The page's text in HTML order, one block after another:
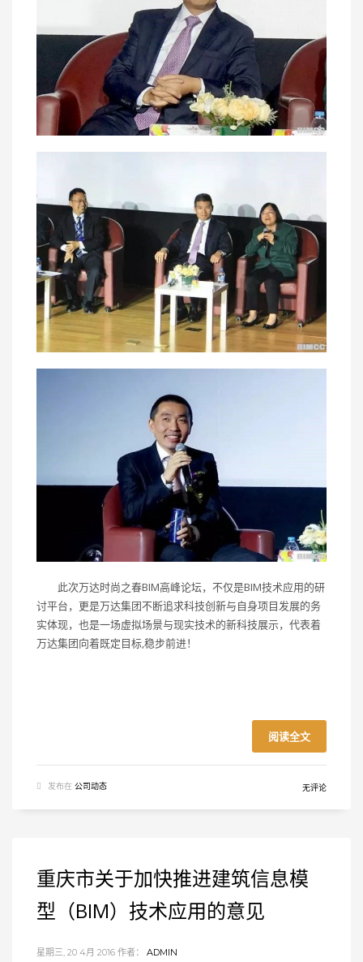
此次万达时尚之春BIM高峰论坛，不仅是BIM技术应用的研
讨平台，更是万达集团不断追求科技创新与自身项目发展的务
实体现，也是一场虚拟场景与现实技术的新科技展示，代表着
万达集团向着既定目标,稳步前进！
阅读全文
发布在 公司动态 无评论
重庆市关于加快推进建筑信息模
型（BIM）技术应用的意见
星期三, 20 4月 2016 作者： ADMIN